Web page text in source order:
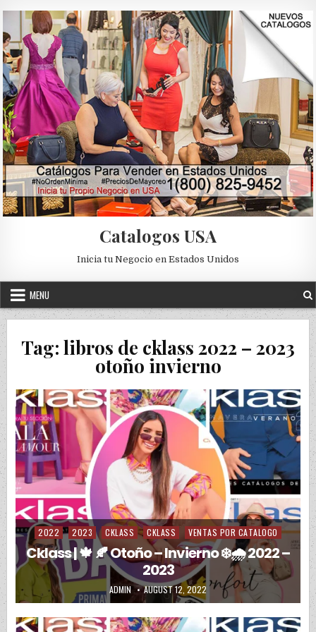
Catalogos USA
Inicia tu Negocio en Estados Unidos
MENU
Tag: libros de cklass 2022 – 2023
otoño invierno
Posted in
2022 2023 CKLASS CKLASS VENTAS POR CATALOGO
Cklass | 🍁 🍂 Otoño – Invierno ❄️🌧️ 2022 –
2023
AUTHOR:
ADMIN PUBLISHED DATE:
AUGUST 12, 2022